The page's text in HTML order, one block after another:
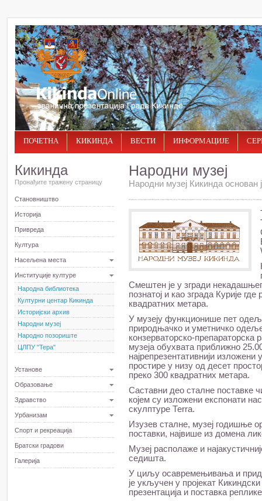
ПОЧЕТНА КИКИНДА ВЕСТИ ИНФОРМАЦИЈЕ
Кикинда
Пронађите тражену страницу
Становништво
Историја
Привреда
Култура
Насељена места
Институције културе
Народна библиотека
Културни центар Кикинда
Историјски архив
Народни музеј
Народно позориште
ЦЛПУ "Тера"
Установе
Образовање
Здравство
Урбанизам
Спорт и рекреација
Братски градови
Галерија
Народни музеј
Народни музеј Кикинда основан
Смештен је у згради
познатој и као зграда Курије
квадратних метара.
У музеју функционише пет
природњачко и уметничко
конзерваторско-
музеја обухвата приближно
најрепрезентативнији изложени
простире у низу од десет
преко 300 квадратних метара.
Саставни део сталне поставке
којем су изложени експонати
скулптуре Теrrа.
Изузев сталне, музеј годишње
поставки, највише из домена
Музеј располаже и
седишта.
У циљу осавремењивања и
је укључен у пројекат
презентација и поставка